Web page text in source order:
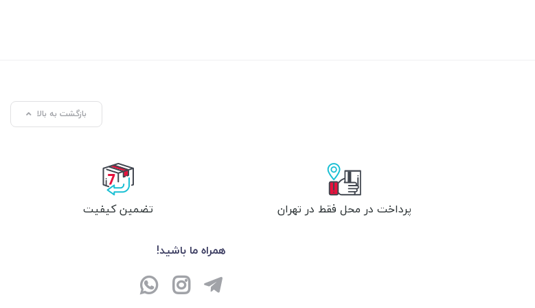
بازگشت به بالا
پرداخت در محل فقط در تهران تضمین کیفیت
همراه ما باشید!